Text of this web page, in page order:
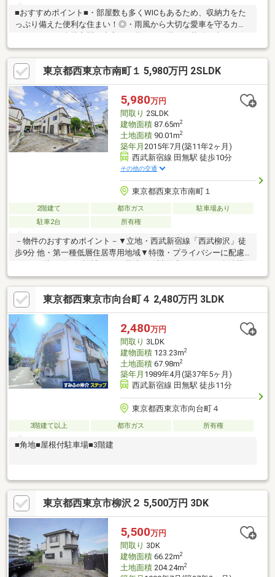
■おすすめポイント■・部屋数も多くWICもあるため、収納力をた
っぷり備えた便利な住まい！◎・雨風から大切な愛車を守るカー
せずにお洗濯可能なサンルーム付き♪■周辺環境■・りんどう幼稚
園 徒歩約13分・あゆみの森保育園 徒歩約4分・花小金井小学
校 徒歩約12分・花小金井南中学校 徒歩約9分・花小金井きの
したクリニック 徒歩約7分・Big-A小平鈴木店 車約4分・ピーコ
ックストア花小金井店 徒歩約8分・ローソンストア100花小金井
南町店 徒歩約4分・花小金井駅前郵便局 徒歩約11分・イオン
モール東久留米 車約9分
東京都西東京市南町１ 5,980万円 2SLDK
5,980万円
間取り 2SLDK
建物面積87.65m2
土地面積90.01m2
築年月 2015年7月(築11年2ヶ月)
西武新宿線 田無駅 徒歩10分
その他の交通
東京都西東京市南町１
2階建て 都市ガス
駐車場あり
駐車2台
所有権
－物件のおすすめポイント－▼立地・西武新宿線「西武柳沢」徒
歩9分 他・第一種低層住居専用地域▼特徴・プライバシーに配慮
された2階リビング設計・LDを見渡せる対面式キッチン、食洗機
付・小屋裏収納のほか全居室に収納を確保・LDKに面するバルコ
ニー有・収納・窓付のサービススペースが2箇所有、多用途に活用
可能・駐車場2台分有(車種による)▼周辺環境・Big-A西武柳沢駅
北口店 徒歩8分(約590m)・西東京市立柳沢小学校 徒歩9分(約
660m)■ ご希望の住まい探しをお手伝いします ━━━━━・・・
物件の詳細・ご相談はお気軽にお問い合わせください。
東京都西東京市向台町４ 2,480万円 3LDK
2,480万円
間取り 3LDK
建物面積123.23m2
土地面積67.98m2
築年月 1989年4月(築37年5ヶ月)
西武新宿線 田無駅 徒歩11分
東京都西東京市向台町４
3階建て以上 都市ガス 所有権
■角地■屋根付駐車場■3階建
東京都西東京市柳沢２ 5,500万円 3DK
5,500万円
間取り 3DK
建物面積66.22m2
土地面積204.24m2